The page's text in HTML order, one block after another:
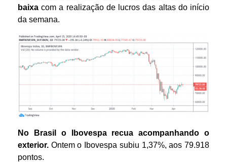
baixacom a realização de lucros das altas do início
da semana.
No Brasil o Ibovespa recua acompanhando o
exterior. Ontem o Ibovespa subiu 1,37%, aos 79.918
pontos.